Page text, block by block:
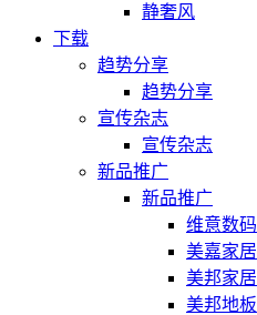
静奢风
下载
趋势分享
趋势分享
宣传杂志
宣传杂志
新品推广
新品推广
维意数码
美嘉家居
美邦家居
美邦地板